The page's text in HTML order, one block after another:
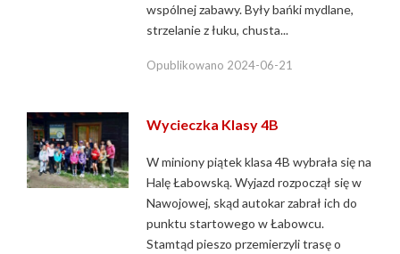
wspólnej zabawy. Były bańki mydlane,
strzelanie z łuku, chusta...
Opublikowano 2024-06-21
Wycieczka Klasy 4B
W miniony piątek klasa 4B wybrała się na
Halę Łabowską. Wyjazd rozpoczął się w
Nawojowej, skąd autokar zabrał ich do
punktu startowego w Łabowcu.
Stamtąd pieszo przemierzyli trasę o